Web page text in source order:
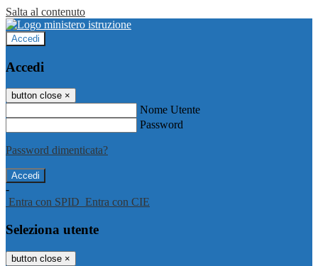
Salta al contenuto
Accedi
Accedi
button close ×
Nome Utente
Password
Password dimenticata?
-
Entra con SPID Entra con CIE
Seleziona utente
button close ×